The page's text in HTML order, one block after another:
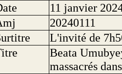
11 janvier
20240111
L'invité de
Beata
massacrés